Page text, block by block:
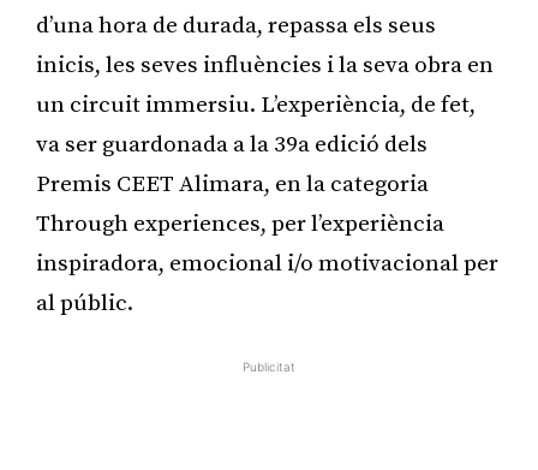
d’una hora de durada, repassa els seus
inicis, les seves influències i la seva obra en
un circuit immersiu. L’experiència, de fet,
va ser guardonada a la 39a edició dels
Premis CEET Alimara, en la categoria
Through experiences, per l’experiència
inspiradora, emocional i/o motivacional per
al públic.
Publicitat